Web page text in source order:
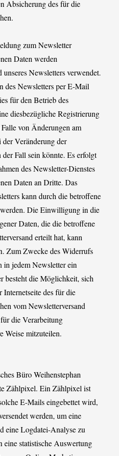
Absicherung des für die
zum Newsletter
Daten werden
Newsletters verwendet.
des Newsletters per E-Mail
für den Betrieb des
diesbezügliche Registrierung
von Änderungen am
Veränderung der
der Fall sein könnte. Es erfolgt
des Newsletter-Dienstes
Daten an Dritte. Das
kann durch die betroffene
Die Einwilligung in die
Daten, die die betroffene
erteilt hat, kann
Zum Zwecke des Widerrufs
jedem Newsletter ein
besteht die Möglichkeit, sich
Internetseite des für die
vom Newsletterversand
die Verarbeitung
Weise mitzuteilen.
Büro Weihenstephan
Zählpixel. Ein Zählpixel ist
E-Mails eingebettet wird,
werden, um eine
eine Logdatei-Analyse zu
statistische Auswertung